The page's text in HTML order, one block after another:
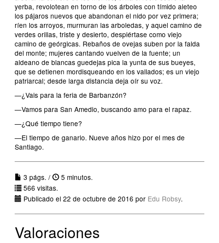
yerba, revolotean en torno de los árboles con tímido aleteo
los pájaros nuevos que abandonan el nido por vez primera;
ríen los arroyos, murmuran las arboledas, y aquel camino de
verdes orillas, triste y desierto, despiértase como viejo
camino de geórgicas. Rebaños de ovejas suben por la falda
del monte; mujeres cantando vuelven de la fuente; un
aldeano de blancas guedejas pica la yunta de sus bueyes,
que se detienen mordisqueando en los vallados; es un viejo
patriarcal; desde larga distancia deja oír su voz.
—¿Vais para la feria de Barbanzón?
—Vamos para San Amedio, buscando amo para el rapaz.
—¿Qué tiempo tiene?
—El tiempo de ganarlo. Nueve años hizo por el mes de
Santiago.
3 págs. /
5 minutos.
566 visitas.
Publicado el 22 de octubre de 2016 por Edu Robsy.
Valoraciones